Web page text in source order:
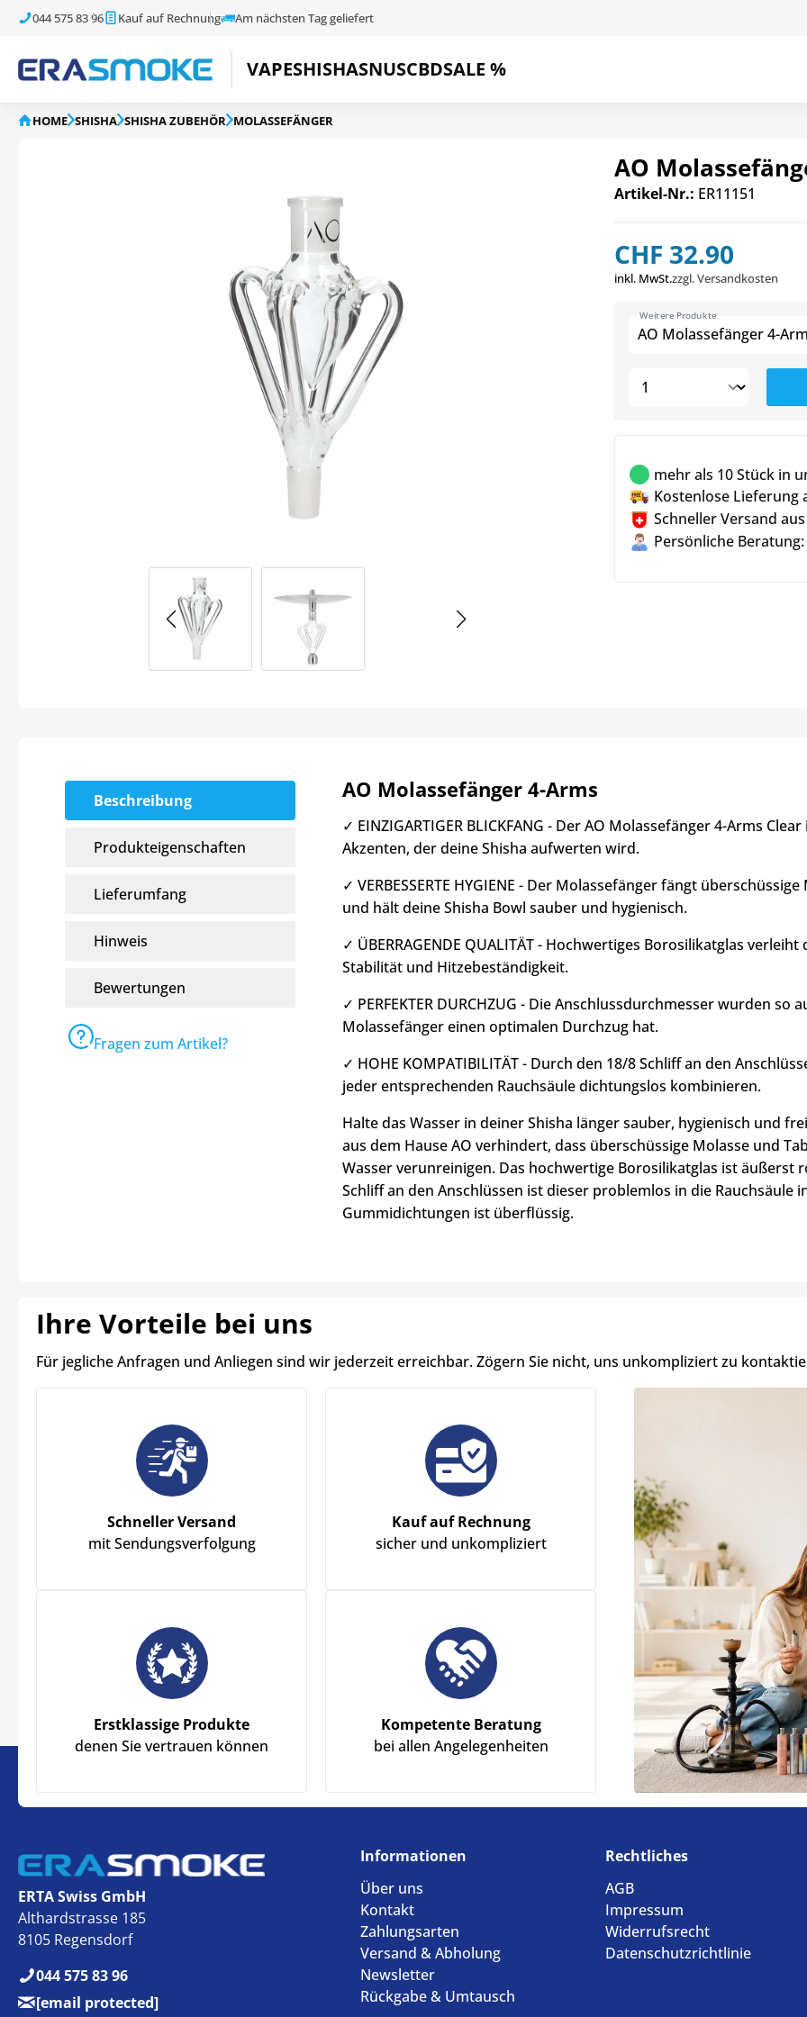
044 575 83 96 Kauf auf Rechnung Am nächsten Tag geliefert
VAPESHISHASNUSCBDSALE %
HOME SHISHA SHISHA ZUBEHÖR MOLASSEFÄNGER
AO
Artikel-Nr.: ER11151
CHF 32.90
inkl. MwSt.zzgl. Versandkosten
AO Molassefänger 4-
Weitere Produkte
mehr als 10 Stück in
Kostenlose Lieferung
Schneller Versand
Persönliche Beratung:
Beschreibung
Produkteigenschaften
Lieferumfang
Hinweis
Bewertungen
Fragen zum Artikel?
AO Molassefänger 4-Arms
✓ EINZIGARTIGER BLICKFANG - Der AO Molassefänger 4-Arms
Akzenten, der deine Shisha aufwerten wird.
✓ VERBESSERTE HYGIENE - Der Molassefänger fängt
und hält deine Shisha Bowl sauber und hygienisch.
✓ ÜBERRAGENDE QUALITÄT - Hochwertiges Borosilikatglas
Stabilität und Hitzebeständigkeit.
✓ PERFEKTER DURCHZUG - Die Anschlussdurchmesser wurden so
Molassefänger einen optimalen Durchzug hat.
✓ HOHE KOMPATIBILITÄT - Durch den 18/8 Schliff an den
jeder entsprechenden Rauchsäule dichtungslos kombinieren.
Halte das Wasser in deiner Shisha länger sauber, hygienisch und
aus dem Hause AO verhindert, dass überschüssige Molasse und
Wasser verunreinigen. Das hochwertige Borosilikatglas ist äußerst
Schliff an den Anschlüssen ist dieser problemlos in die Rauchsäule
Gummidichtungen ist überflüssig.
Ihre Vorteile bei uns
Für jegliche Anfragen und Anliegen sind wir jederzeit erreichbar. Zögern Sie nicht, uns unkompliziert zu
Schneller Versand
mit Sendungsverfolgung
Kauf auf Rechnung
sicher und unkompliziert
Erstklassige Produkte
denen Sie vertrauen können
Kompetente Beratung
bei allen Angelegenheiten
ERTA Swiss GmbH
Althardstrasse 185
8105 Regensdorf
044 575 83 96
[email protected]
Informationen
Über uns
Kontakt
Zahlungsarten
Versand & Abholung
Newsletter
Rückgabe & Umtausch
Rechtliches
AGB
Impressum
Widerrufsrecht
Datenschutzrichtlinie